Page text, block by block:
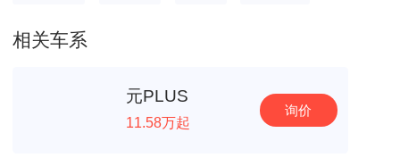
相关车系
元PLUS
11.58万起
询价